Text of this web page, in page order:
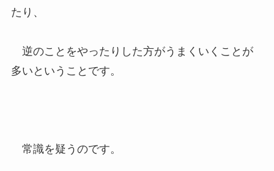
たり、
逆のことをやったりした方がうまくいくことが
多いということです。
常識を疑うのです。